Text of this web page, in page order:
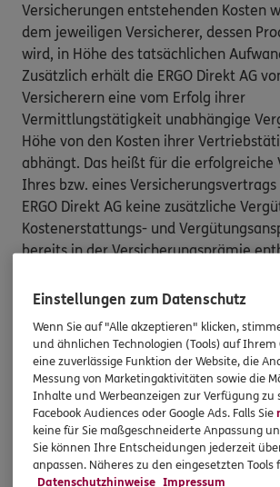
Versicherungen entstehenden Kosten
dem jeweiligen Versicherer, dessen
wird, in Höhe des tatsächlichen
Zusätzlich erhält die ERGO Direkt AG
Versicherern eine vom Erfolg ihrer
Vermittlungstätigkeit unabhängige
Höhe von den Kosten ihrer
abhängt. Das heißt für die erfolgreiche
Ihres bzw. eines
ERGO Direkt AG keine zusätzliche
Kostenerstattungs- und
bereits in der Versicherungsprämie
HINWEIS
Wichtiges aus dem
Ich bin verpflichtet, Ihnen Auskünfte
Person zu geben. Sowohl Ihr Schutz
Einstellungen zum Datenschutz
Wenn Sie auf "Alle akzeptieren" klicken,
und ähnlichen Technologien (Tools) auf
eine zuverlässige Funktion der Website, die
Messung von Marketingaktivitäten sowie die
Inhalte und Werbeanzeigen zur Verfügung zu
Facebook Audiences oder Google Ads. Falls Sie
keine für Sie maßgeschneiderte Anpassung
Sie können Ihre Entscheidungen jederzeit
anpassen. Näheres zu den eingesetzten
Datenschutzhinweise Impressum